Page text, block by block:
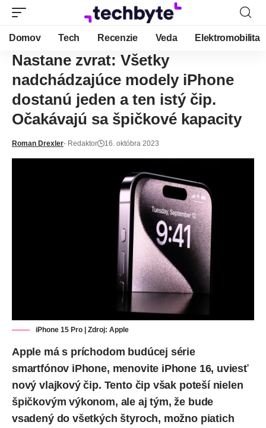
Domov Tech Recenzie Veda Elektromobilita
Nastane zvrat: Všetky
nadchádzajúce modely iPhone
dostanú jeden a ten istý čip.
Očakávajú sa špičkové kapacity
Roman Drexler- Redaktor 16. októbra 2023
iPhone 15 Pro | Zdroj: Apple
Apple má s príchodom budúcej série
smartfónov iPhone, menovite iPhone 16, uviesť
nový vlajkový čip. Tento čip však poteší nielen
špičkovým výkonom, ale aj tým, že bude
vsadený do všetkých štyroch, možno piatich